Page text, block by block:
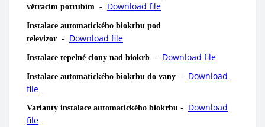
větracím potrubím - Download file
Instalace automatického biokrbu pod
televizor - Download file
Instalace tepelné clony nad biokrb - Download file
Instalace automatického biokrbu do vany - Download
file
Varianty instalace automatického biokrbu - Download
file